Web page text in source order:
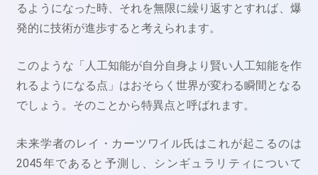
るようになった時、それを無限に繰り返すとすれば、爆
発的に技術が進歩すると考えられます。
このような「人工知能が自分自身より賢い人工知能を作
れるようになる点」はおそらく世界が変わる瞬間となる
でしょう。そのことから特異点と呼ばれます。
未来学者のレイ・カーツワイル氏はこれが起こるのは
2045年であると予測し、シンギュラリティについて